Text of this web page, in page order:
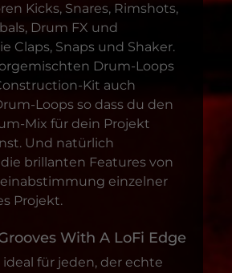
Kicks, Snares, Rimshots,
Drum FX und
Claps, Snaps und Shaker.
Drum-Loops
Kit auch
Loops so dass du den
Mix für dein Projekt
Und natürlich
brillanten Features von
einzelner
Projekt.
With A LoFi Edge
ideal für jeden, der echte